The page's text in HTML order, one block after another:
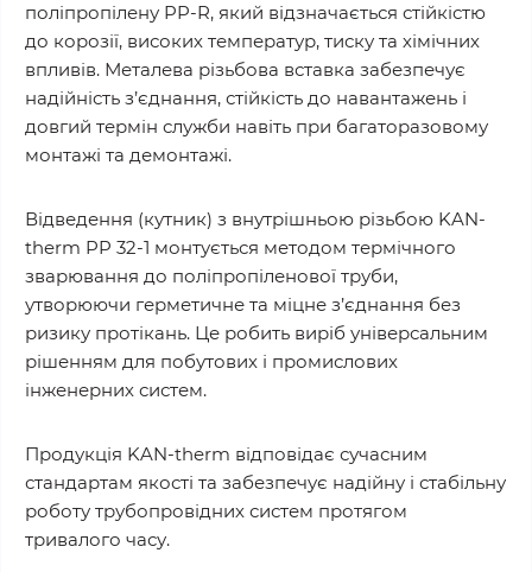
поліпропілену PP-R, який відзначається стійкістю
до корозії, високих температур, тиску та хімічних
впливів. Металева різьбова вставка забезпечує
надійність з’єднання, стійкість до навантажень і
довгий термін служби навіть при багаторазовому
монтажі та демонтажі.
Відведення (кутник) з внутрішньою різьбою KAN-
therm PP 32-1 монтується методом термічного
зварювання до поліпропіленової труби,
утворюючи герметичне та міцне з’єднання без
ризику протікань. Це робить виріб універсальним
рішенням для побутових і промислових
інженерних систем.
Продукція KAN-therm відповідає сучасним
стандартам якості та забезпечує надійну і стабільну
роботу трубопровідних систем протягом
тривалого часу.